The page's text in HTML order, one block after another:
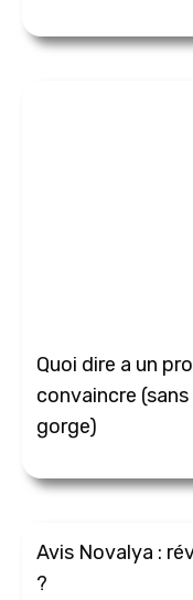
Quoi dire a un
convaincre
gorge)
Avis Novalya :
?